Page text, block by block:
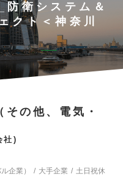
防衛システム＆
クト＜神奈川
の他、電気・
社
企業） 大手企業
土日祝休